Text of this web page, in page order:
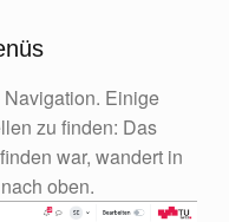
Einige
zu finden: Das
war, wandert in
oben.